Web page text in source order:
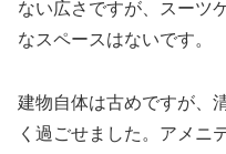
ない広さですが、スーツ
なスペースはないです。
建物自体は古めですが、
く過ごせました。アメニ